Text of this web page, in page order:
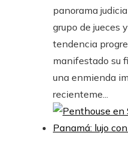
panorama
grupo de jueces
tendencia
manifestado su
una enmienda
recienteme...